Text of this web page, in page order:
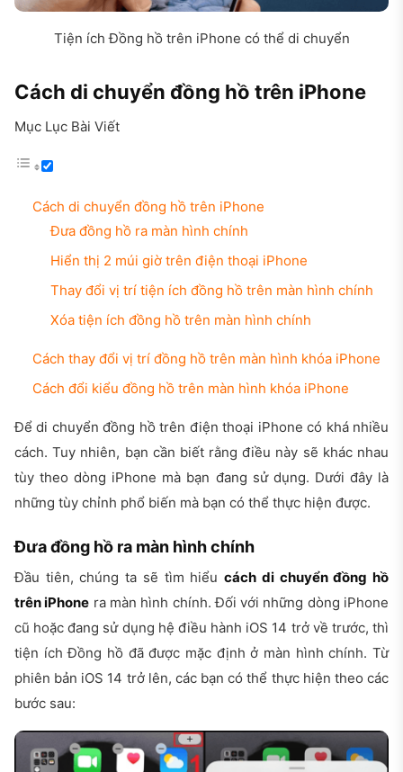
Tiện ích Đồng hồ trên iPhone có thể di chuyển
Cách di chuyển đồng hồ trên iPhone
Mục Lục Bài Viết
Cách di chuyển đồng hồ trên iPhone
Đưa đồng hồ ra màn hình chính
Hiển thị 2 múi giờ trên điện thoại iPhone
Thay đổi vị trí tiện ích đồng hồ trên màn hình chính
Xóa tiện ích đồng hồ trên màn hình chính
Cách thay đổi vị trí đồng hồ trên màn hình khóa iPhone
Cách đổi kiểu đồng hồ trên màn hình khóa iPhone
Để di chuyển đồng hồ trên điện thoại iPhone có khá nhiều
cách. Tuy nhiên, bạn cần biết rằng điều này sẽ khác nhau
tùy theo dòng iPhone mà bạn đang sử dụng. Dưới đây là
những tùy chỉnh phổ biến mà bạn có thể thực hiện được.
Đưa đồng hồ ra màn hình chính
Đầu tiên, chúng ta sẽ tìm hiểucách di chuyển đồng hồ
trên iPhone ra màn hình chính. Đối với những dòng iPhone
cũ hoặc đang sử dụng hệ điều hành iOS 14 trở về trước, thì
tiện ích Đồng hồ đã được mặc định ở màn hình chính. Từ
phiên bản iOS 14 trở lên, các bạn có thể thực hiện theo các
bước sau: